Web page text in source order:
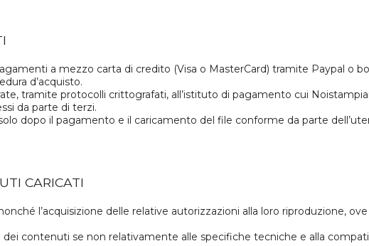
a mezzo carta di credito (Visa o MasterCard) tramite Paypal o
d’acquisto.
tramite protocolli crittografati, all’istituto di pagamento cui
da parte di terzi.
dopo il pagamento e il caricamento del file conforme da parte
CARICATI
l’acquisizione delle relative autorizzazioni alla loro riproduzione,
contenuti se non relativamente alle specifiche tecniche e alla